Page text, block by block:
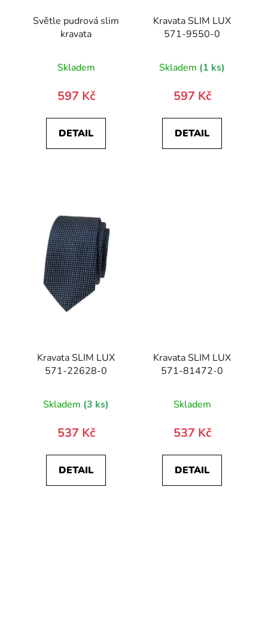
Světle pudrová slim
kravata
Skladem
597 Kč
DETAIL
Kravata SLIM LUX
571-9550-0
Skladem (1 ks)
597 Kč
DETAIL
Kravata SLIM LUX
571-22628-0
Skladem (3 ks)
537 Kč
DETAIL
Kravata SLIM LUX
571-81472-0
Skladem
537 Kč
DETAIL